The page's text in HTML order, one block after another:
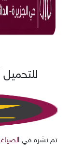
تم نشره في